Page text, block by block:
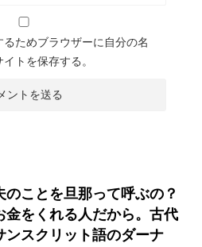
ためブラウザーに自分の名
トを保存する。
のことを旦那って呼ぶの？
をくれる人だから。古代
ンスクリット語のダーナ